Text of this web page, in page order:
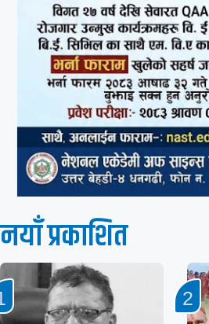
नयाँ प्रकाशित